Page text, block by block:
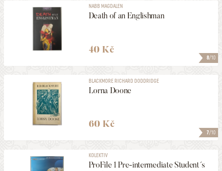
8/10
NABB MAGDALEN
Death of an Englishman
40 Kč
7/10
BLACKMORE RICHARD DODDRIDGE
Lorna Doone
60 Kč
KOLEKTIV
ProFile 1 Pre-intermediate Student´s